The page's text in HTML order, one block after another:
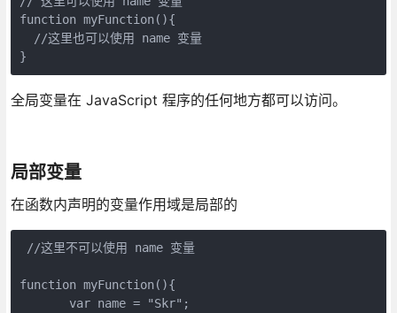
function myFunction(){
  //这里也可以使用 name 变量
全局变量在 JavaScript 程序的任何地方都可以访问。
局部变量
在函数内声明的变量作用域是局部的
//这里不可以使用 name 变量
function myFunction(){
       var name = "Skr";